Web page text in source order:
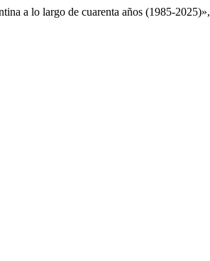
a lo largo de cuarenta años (1985-2025)»,